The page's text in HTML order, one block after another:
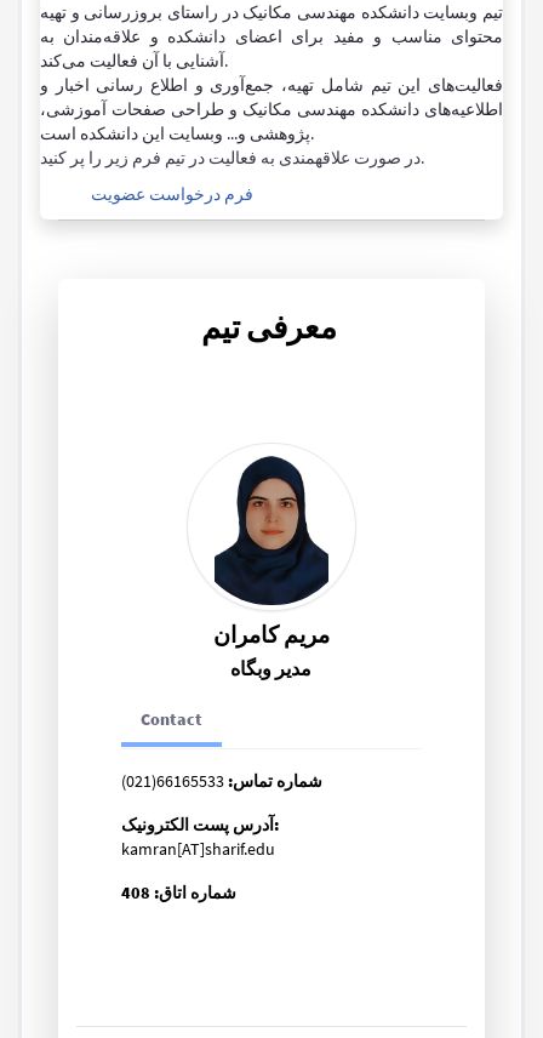
تیم وبسایت دانشکده مهندسی مکانیک در راستای بروزرسانی و تهیه
محتوای مناسب و مفید برای اعضای دانشکده و علاقه‌مندان به
آشنایی با آن فعالیت می‌کند.
فعالیت‌های این تیم شامل تهیه، جمع‌آوری و اطلاع رسانی اخبار و
اطلاعیه‌های دانشکده مهندسی مکانیک و طراحی صفحات آموزشی،
پژوهشی و... وبسایت این دانشکده است.
در صورت علاقهمندی به فعالیت در تیم فرم زیر را پر کنید.
فرم درخواست عضویت
مریم کامران
مدیر وبگاه
Contact
شماره تماس:66165533(021)
آدرس پست الکترونیک:
kamran[AT]sharif.edu
شماره اتاق: 408